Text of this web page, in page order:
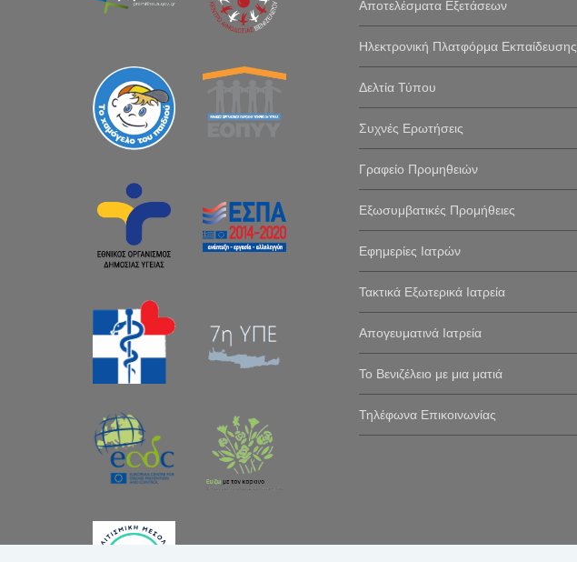
Αποτελέσματα Εξετάσεων
Ηλεκτρονική Πλατφόρμα Εκπαίδευσης
Δελτία Τύπου
Συχνές Ερωτήσεις
Γραφείο Προμηθειών
Εξωσυμβατικές Προμήθειες
Εφημερίες Ιατρών
Τακτικά Εξωτερικά Ιατρεία
Απογευματινά Ιατρεία
Το Βενιζέλειο με μια ματιά
Τηλέφωνα Επικοινωνίας